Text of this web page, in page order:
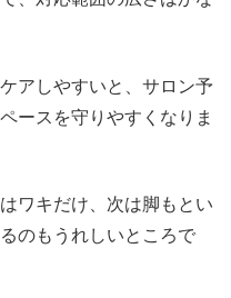
アしやすいと、サロン予
ースを守りやすくなりま
ワキだけ、次は脚もとい
のもうれしいところで